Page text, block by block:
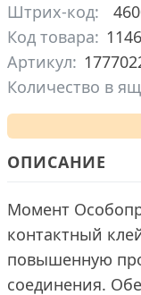
Штрих-код:
Код товара:
Артикул:
Количество в
ОПИСАНИЕ
Момент
контактный
повышенную
соединения.